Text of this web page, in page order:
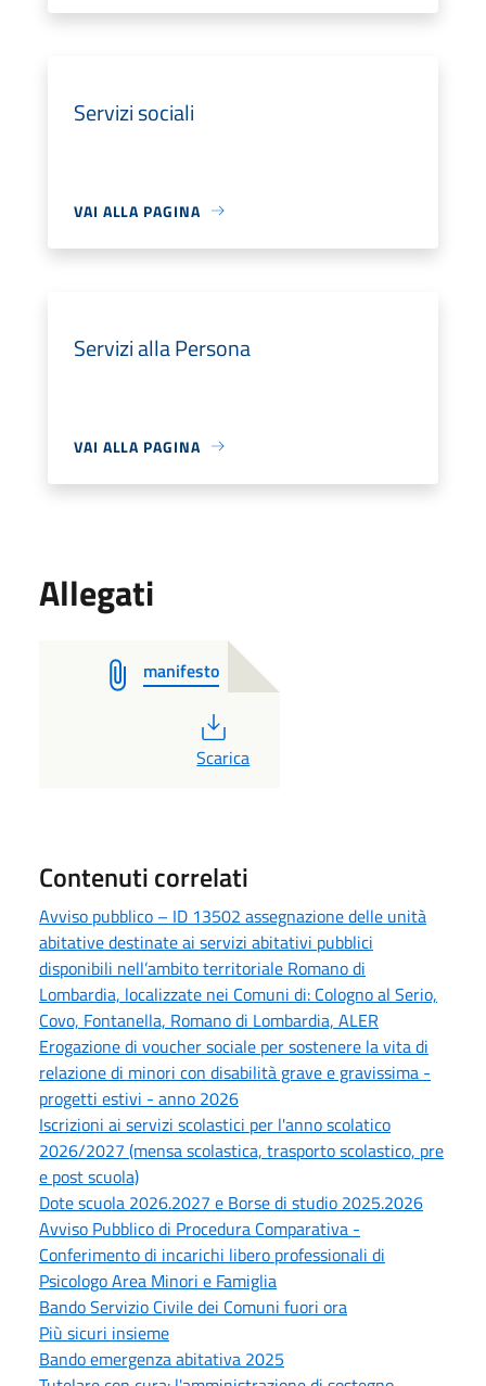
Servizi sociali
VAI ALLA PAGINA
Servizi alla Persona
VAI ALLA PAGINA
Allegati
manifesto
PDF
Scarica
Contenuti correlati
Avviso pubblico – ID 13502 assegnazione delle unità
abitative destinate ai servizi abitativi pubblici
disponibili nell’ambito territoriale Romano di
Lombardia, localizzate nei Comuni di: Cologno al Serio,
Covo, Fontanella, Romano di Lombardia, ALER
Erogazione di voucher sociale per sostenere la vita di
relazione di minori con disabilità grave e gravissima -
progetti estivi - anno 2026
Iscrizioni ai servizi scolastici per l'anno scolatico
2026/2027 (mensa scolastica, trasporto scolastico, pre
e post scuola)
Dote scuola 2026.2027 e Borse di studio 2025.2026
Avviso Pubblico di Procedura Comparativa -
Conferimento di incarichi libero professionali di
Psicologo Area Minori e Famiglia
Bando Servizio Civile dei Comuni fuori ora
Più sicuri insieme
Bando emergenza abitativa 2025